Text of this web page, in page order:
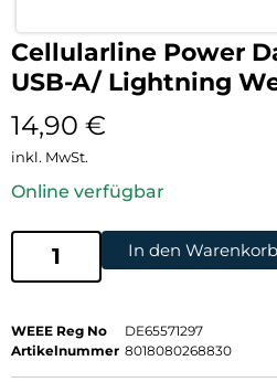
Cellularline Power
USB-A/ Lightning
14,90 €
inkl. MwSt.
Online verfügbar
In den Warenkorb
WEEE Reg No
DE65571297
Artikelnummer 8018080268830